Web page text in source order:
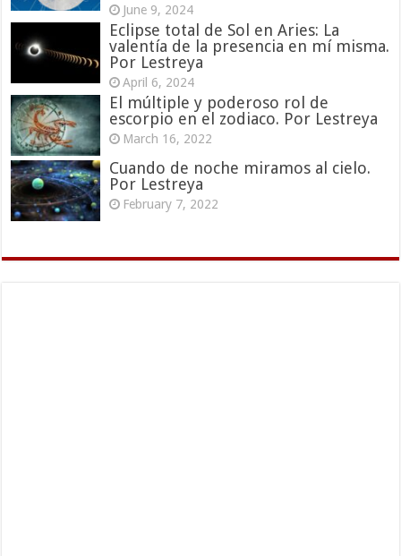
June 9, 2024
Eclipse total de Sol en Aries: La
valentía de la presencia en mí misma.
Por Lestreya
April 6, 2024
El múltiple y poderoso rol de
escorpio en el zodiaco. Por Lestreya
March 16, 2022
Cuando de noche miramos al cielo.
Por Lestreya
February 7, 2022